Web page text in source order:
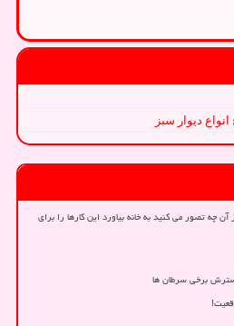
دیوار سبز
چه تصور می کنید به خانه بیاورد این کارها را برای
برخی سرطان ها